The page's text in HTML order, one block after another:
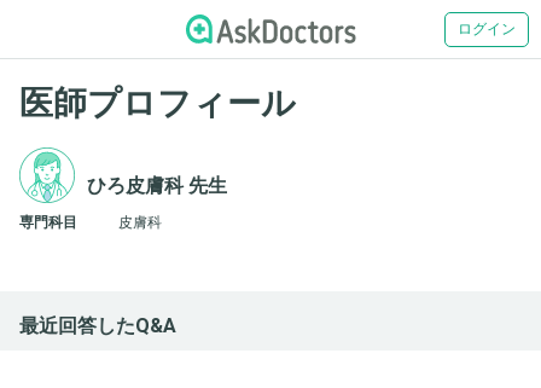
ログイン
医師プロフィール
ひろ皮膚科 先生
専門科目 皮膚科
最近回答したQ&A